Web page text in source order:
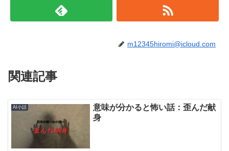
m12345hiromi@icloud.com
関連記事
AI小話
意味が分かると怖い話：歪んだ献
身